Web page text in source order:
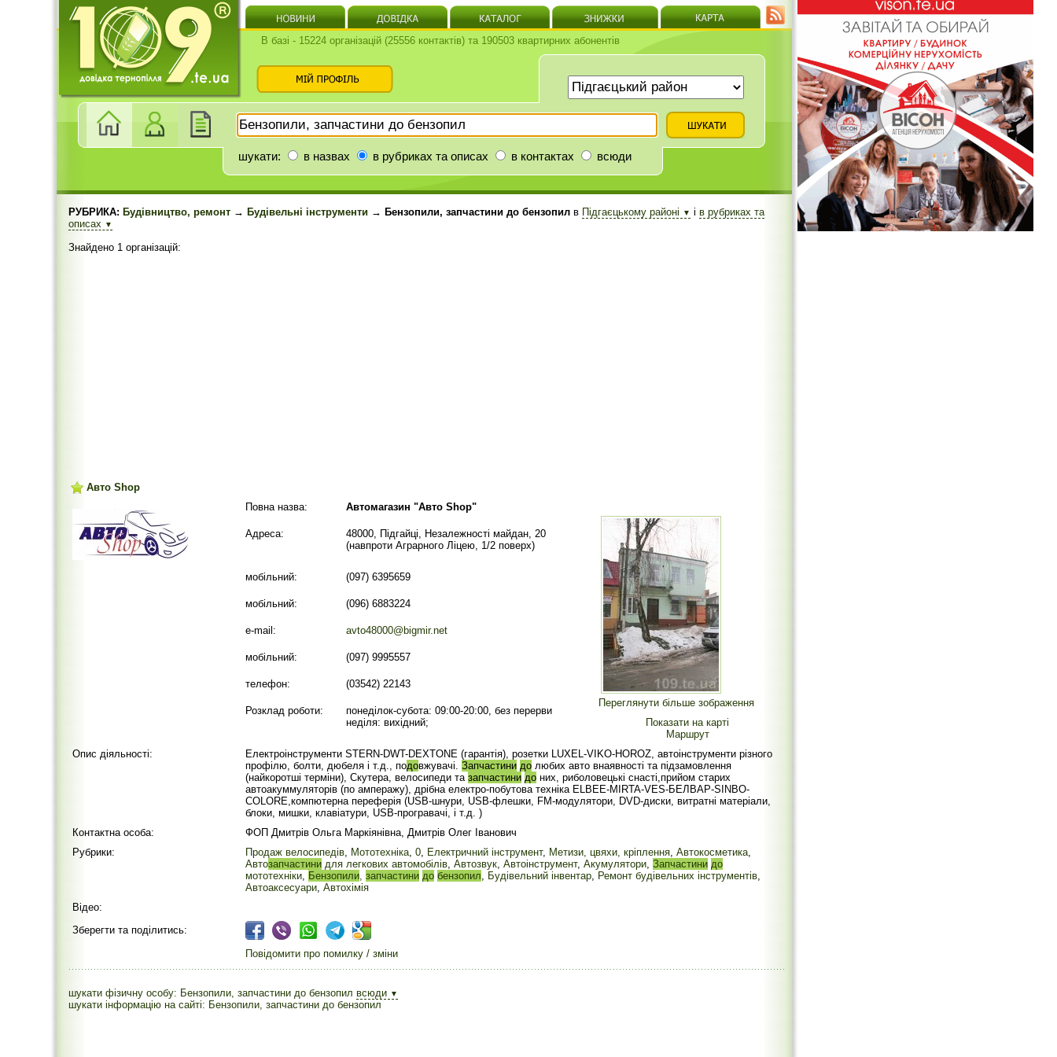
В базі - 15224 організацій (25556 контактів) та 190503 квартирних абонентів
шукати: в назвах в рубриках та описах в контактах всюди
РУБРИКА: Будівництво, ремонт → Будівельні інструменти → Бензопили, запчастини до бензопил в Підгаєцькому районі ▼ і в рубриках та
описах ▼
Знайдено 1 організацій:
Авто Shop
Переглянути більше зображення
Показати на карті
Маршрут
Повна назва: Автомагазин "Авто Shop"
Адреса:
48000, Підгайці, Незалежності майдан, 20
(навпроти Аграрного Ліцею, 1/2 поверх)
мобільний: (097) 6395659
мобільний: (096) 6883224
e-mail: avto48000@bigmir.net
мобільний: (097) 9995557
телефон: (03542) 22143
Розклад роботи:
понеділок-субота: 09:00-20:00, без перерви
неділя: вихідний;
Опис діяльності:
Електроінструменти STERN-DWT-DEXTONE (гарантія), розетки LUXEL-VIKO-HOROZ, автоінструменти різного
профілю, болти, дюбеля і т.д., подовжувачі. Запчастини до любих авто внаявності та підзамовлення
(найкоротші терміни), Скутера, велосипеди та запчастини до них, риболовецькі снасті,прийом старих
автоакуммуляторів (по амперажу), дрібна електро-побутова техніка ELBEE-MIRTA-VES-БЕЛВАР-SINBO-
СOLORE,компютерна переферія (USB-шнури, USB-флешки, FM-модулятори, DVD-диски, витратні матеріали,
блоки, мишки, клавіатури, USB-програвачі, і т.д. )
Контактна особа:
ФОП Дмитрів Ольга Маркіянівна, Дмитрів Олег Іванович
Рубрики:
Продаж велосипедів, Мототехніка, 0, Електричний інструмент, Метизи, цвяхи, кріплення, Автокосметика,
Автозапчастини для легкових автомобілів, Автозвук, Автоінструмент, Акумулятори, Запчастини до
мототехніки, Бензопили, запчастини до бензопил, Будівельний інвентар, Ремонт будівельних інструментів,
Автоаксесуари, Автохімія
Відео:
Зберегти та поділитись:
Повідомити про помилку / зміни
шукати фізичну особу: Бензопили, запчастини до бензопил всюди ▼
шукати інформацію на сайті: Бензопили, запчастини до бензопил